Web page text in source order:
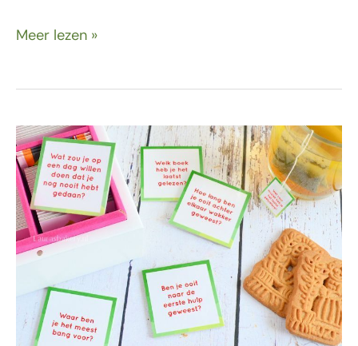
Meer lezen »
3
maart
–
Wat
weten
we
eigenlijk
van
elkaar?